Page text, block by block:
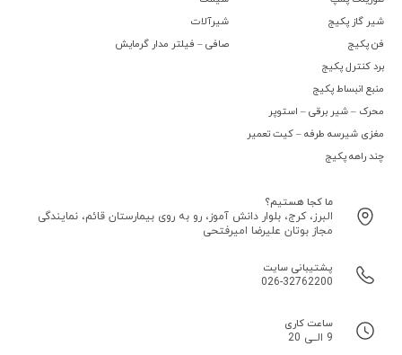
شیر گاز پکیج
فن پکیج
برد کنترل پکیج
منبع انبساط پکیج
محرک – شیر برقی – استوپر
مغزی شیرسه طرفه – کیت تعمیر
چند راهه پکیج
شیرآلات
صافی – فیلتر مدار گرمایش
ما کجا هستیم؟
البرز، کرج، بلوار دانش آموز، رو به روی بیمارستان قائم، نمایندگی
مجاز بوتان علیرضا امیرفتحی
پشتیبانی سایت
026-32762200
ساعت کاری
9 الــی 20